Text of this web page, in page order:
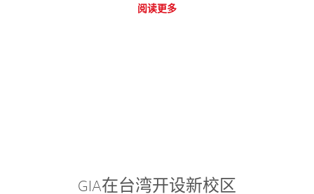
阅读更多
GIA在台湾开设新校区